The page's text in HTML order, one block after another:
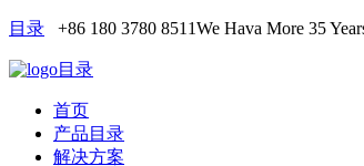
目录 +86 180 3780 8511We Hava More 35
目录
首页
产品目录
解决方案